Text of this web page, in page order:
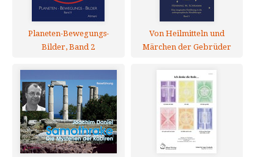
Planeten-Bewegungs-
Bilder, Band 2
Von Heilmitteln und
Märchen der Gebrüder